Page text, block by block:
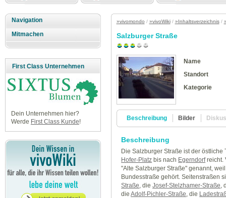
Navigation
Mitmachen
First Class Unternehmen
Dein Unternehmen hier?
Werde First Class Kunde!
»vivomondo / »vivoWiki/ »Inhaltsverzeichnis/
Salzburger Straße
Name
Standort
Kategorie
Beschreibung Bilder
Beschreibung
Die Salzburger Straße ist der östliche
Hofer-Platz bis nach Egerndorfreicht.
"Alte Salzburger Straße" genannt,
Bundesstraße gehört. Seitenstraßen
Straße , dieJosef-Stelzhamer-Straße ,
dieAdolf-Pichler-Straße , die